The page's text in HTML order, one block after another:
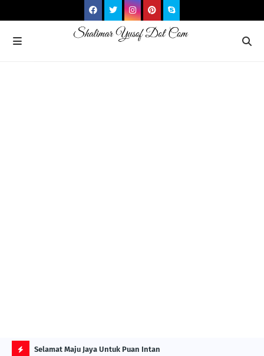
ITS Selamat Maju Jaya Untuk Puan Intan